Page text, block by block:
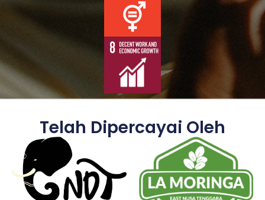
Telah Dipercayai Oleh